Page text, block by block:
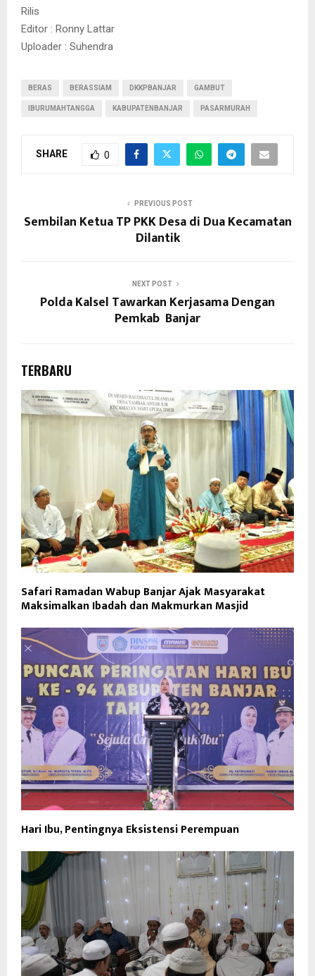
Rilis
Editor : Ronny Lattar
Uploader : Suhendra
BERAS BERASSIAM DKKPBANJAR GAMBUT
IBURUMAHTANGGA KABUPATENBANJAR PASARMURAH
SHARE 0
PREVIOUS POST
Sembilan Ketua TP PKK Desa di Dua Kecamatan
Dilantik
NEXT POST
Polda Kalsel Tawarkan Kerjasama Dengan
Pemkab Banjar
TERBARU
Safari Ramadan Wabup Banjar Ajak Masyarakat
Maksimalkan Ibadah dan Makmurkan Masjid
Hari Ibu, Pentingnya Eksistensi Perempuan